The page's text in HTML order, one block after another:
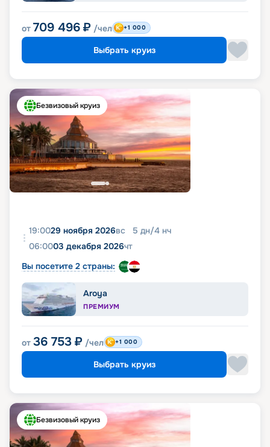
от 709 496 ₽ /чел +1 000
Выбрать круиз
Безвизовый круиз
19:0029 ноября 2026вс 5 дн/4 нч
06:0003 декабря 2026чт
Вы посетите 2 страны:
Aroya
ПРЕМИУМ
от 36 753 ₽ /чел +1 000
Выбрать круиз
Безвизовый круиз